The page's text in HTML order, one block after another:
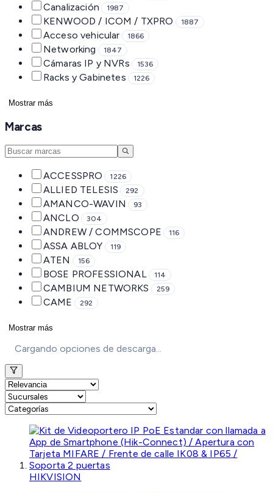
Canalización 1987
KENWOOD / ICOM / TXPRO 1887
Acceso vehicular 1866
Networking 1847
Cámaras IP y NVRs 1536
Racks y Gabinetes 1226
Mostrar más
Marcas
ACCESSPRO 1226
ALLIED TELESIS 292
AMANCO-WAVIN 93
ANCLO 304
ANDREW / COMMSCOPE 116
ASSA ABLOY 119
ATEN 156
BOSE PROFESSIONAL 114
CAMBIUM NETWORKS 259
CAME 292
Mostrar más
Cargando opciones de descarga...
HIKVISION